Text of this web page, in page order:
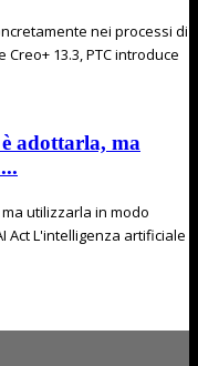
nei processi di
13.3, PTC introduce
adottarla, ma
utilizzarla in modo
Act L'intelligenza artificiale